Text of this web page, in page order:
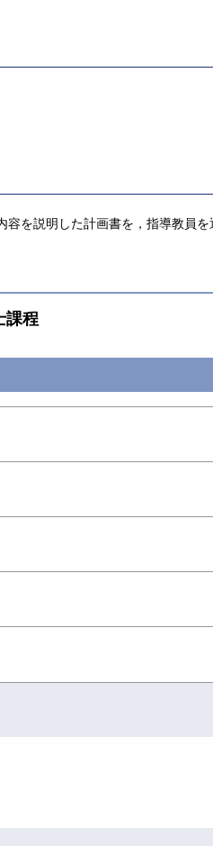
を説明した計画書を，指導教員
課程
ス
インコース
グコース
ス
ス
グコース
インコース
グコース
インコース
グコース